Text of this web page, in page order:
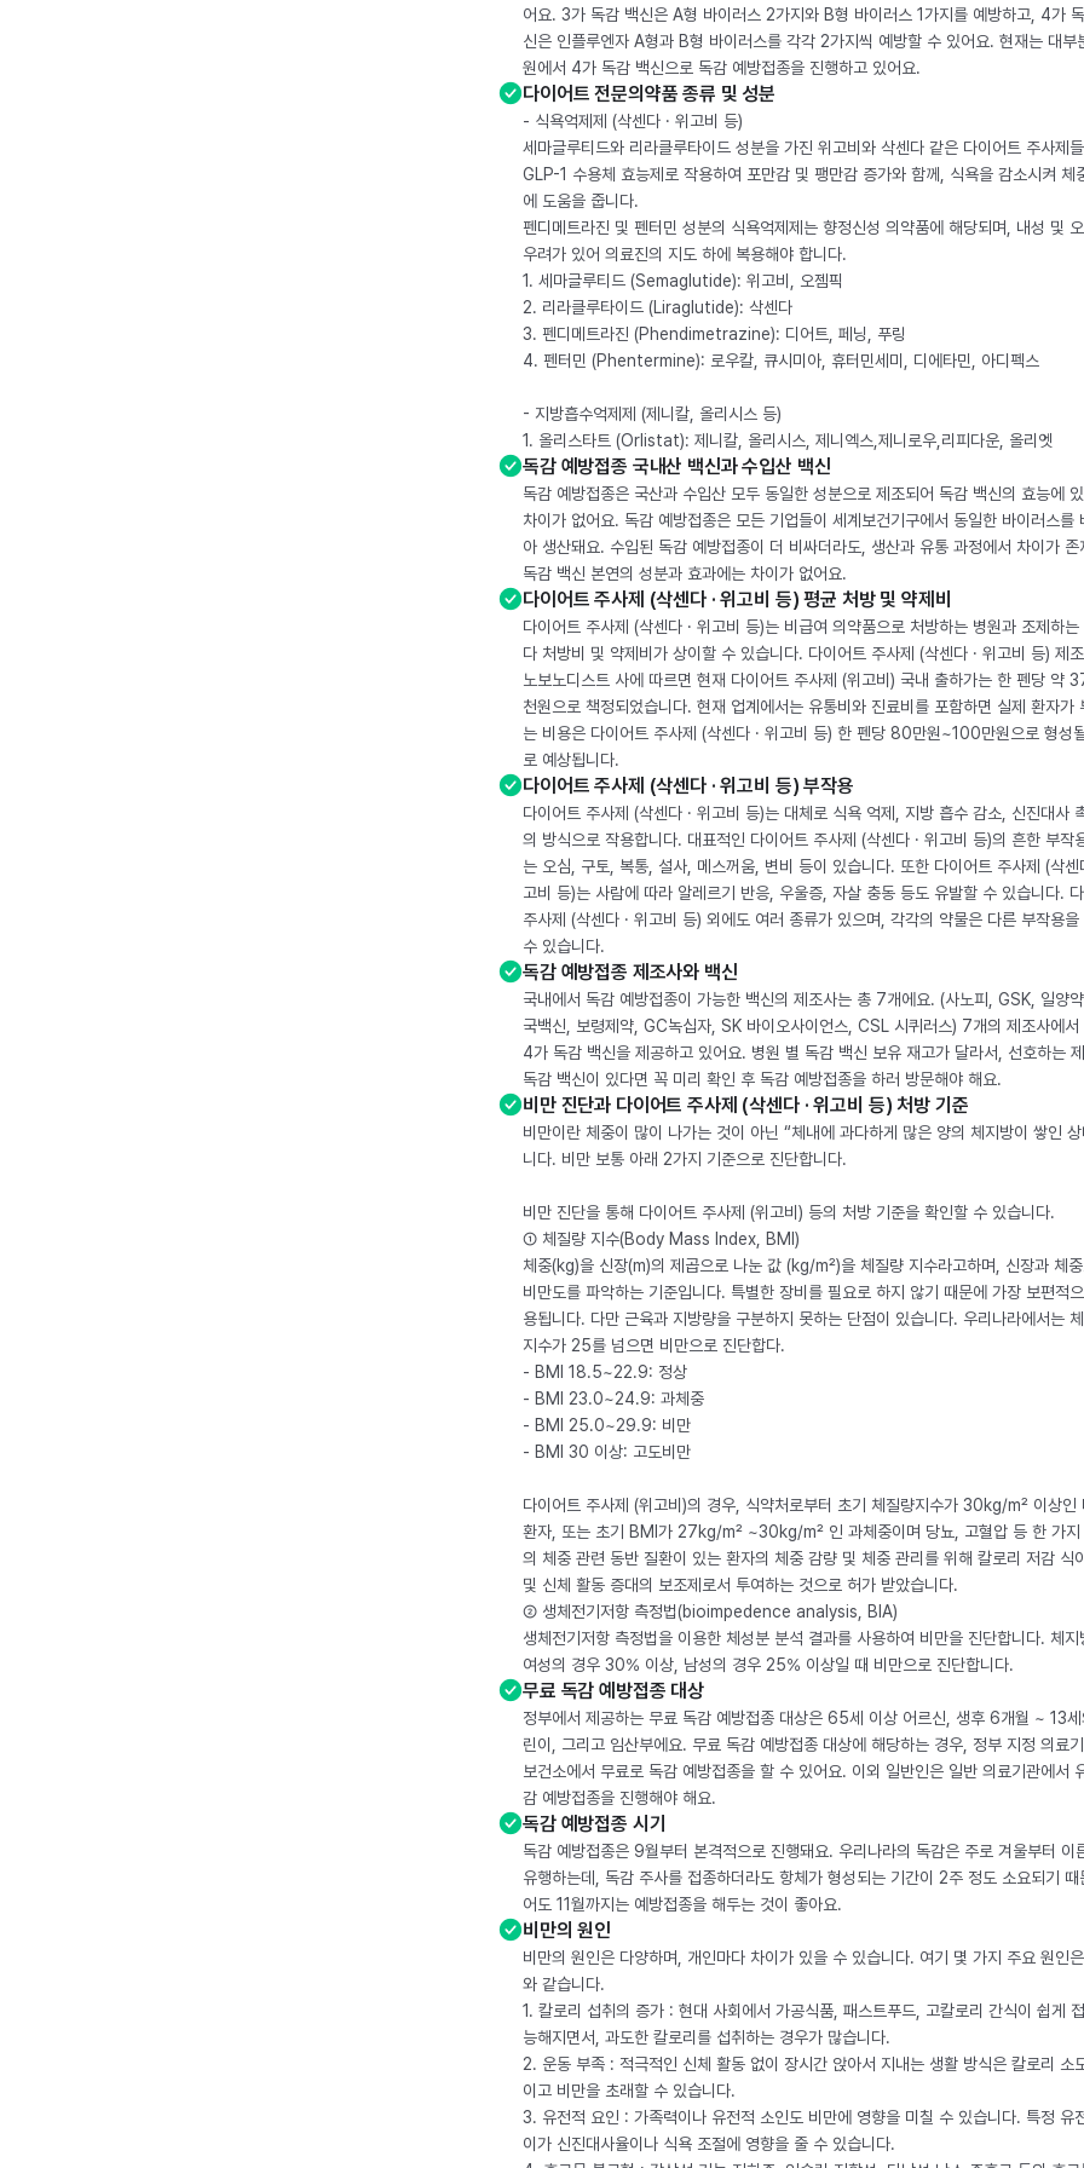
어요. 3가 독감 백신은 A형 바이러스 2가지와 B형 바이러스 1가지를 예방하고, 4가
신은 인플루엔자 A형과 B형 바이러스를 각각 2가지씩 예방할 수 있어요. 현재는 대부
원에서 4가 독감 백신으로 독감 예방접종을 진행하고 있어요.
다이어트 전문의약품 종류 및 성분
- 식욕억제제 (삭센다 · 위고비 등)
세마글루티드와 리라클루타이드 성분을 가진 위고비와 삭센다 같은 다이어트 주사제
GLP-1 수용체 효능제로 작용하여 포만감 및 팽만감 증가와 함께, 식욕을 감소시켜 체
에 도움을 줍니다.
펜디메트라진 및 펜터민 성분의 식욕억제제는 향정신성 의약품에 해당되며, 내성 및
우려가 있어 의료진의 지도 하에 복용해야 합니다.
1. 세마글루티드 (Semaglutide): 위고비, 오젬픽
2. 리라클루타이드 (Liraglutide): 삭센다
3. 펜디메트라진 (Phendimetrazine): 디어트, 페닝, 푸링
4. 펜터민 (Phentermine): 로우칼, 큐시미아, 휴터민세미, 디에타민, 아디펙스
- 지방흡수억제제 (제니칼, 올리시스 등)
1. 올리스타트 (Orlistat): 제니칼, 올리시스, 제니엑스,제니로우,리피다운, 올리엣
독감 예방접종 국내산 백신과 수입산 백신
독감 예방접종은 국산과 수입산 모두 동일한 성분으로 제조되어 독감 백신의 효능에
차이가 없어요. 독감 예방접종은 모든 기업들이 세계보건기구에서 동일한 바이러스를
아 생산돼요. 수입된 독감 예방접종이 더 비싸더라도, 생산과 유통 과정에서 차이가 존
독감 백신 본연의 성분과 효과에는 차이가 없어요.
다이어트 주사제 (삭센다 · 위고비 등) 평균 처방 및 약제비
다이어트 주사제 (삭센다 · 위고비 등)는 비급여 의약품으로 처방하는 병원과 조제하는
다 처방비 및 약제비가 상이할 수 있습니다. 다이어트 주사제 (삭센다 · 위고비 등) 제
노보노디스트 사에 따르면 현재 다이어트 주사제 (위고비) 국내 출하가는 한 펜당 약
천원으로 책정되었습니다. 현재 업계에서는 유통비와 진료비를 포함하면 실제 환자가
는 비용은 다이어트 주사제 (삭센다 · 위고비 등) 한 펜당 80만원~100만원으로 형성
로 예상됩니다.
다이어트 주사제 (삭센다 · 위고비 등) 부작용
다이어트 주사제 (삭센다 · 위고비 등)는 대체로 식욕 억제, 지방 흡수 감소, 신진대사
의 방식으로 작용합니다. 대표적인 다이어트 주사제 (삭센다 · 위고비 등)의 흔한 부작
는 오심, 구토, 복통, 설사, 메스꺼움, 변비 등이 있습니다. 또한 다이어트 주사제 (삭센
고비 등)는 사람에 따라 알레르기 반응, 우울증, 자살 충동 등도 유발할 수 있습니다.
주사제 (삭센다 · 위고비 등) 외에도 여러 종류가 있으며, 각각의 약물은 다른 부작용을
수 있습니다.
독감 예방접종 제조사와 백신
국내에서 독감 예방접종이 가능한 백신의 제조사는 총 7개에요. (사노피, GSK, 일양
국백신, 보령제약, GC녹십자, SK 바이오사이언스, CSL 시퀴러스) 7개의 제조사에서
4가 독감 백신을 제공하고 있어요. 병원 별 독감 백신 보유 재고가 달라서, 선호하는
독감 백신이 있다면 꼭 미리 확인 후 독감 예방접종을 하러 방문해야 해요.
비만 진단과 다이어트 주사제 (삭센다 · 위고비 등) 처방 기준
비만이란 체중이 많이 나가는 것이 아닌 “체내에 과다하게 많은 양의 체지방이 쌓인
니다. 비만 보통 아래 2가지 기준으로 진단합니다.
비만 진단을 통해 다이어트 주사제 (위고비) 등의 처방 기준을 확인할 수 있습니다.
① 체질량 지수(Body Mass Index, BMI)
체중(kg)을 신장(m)의 제곱으로 나눈 값 (kg/m²)을 체질량 지수라고하며, 신장과 체
비만도를 파악하는 기준입니다. 특별한 장비를 필요로 하지 않기 때문에 가장 보편적
용됩니다. 다만 근육과 지방량을 구분하지 못하는 단점이 있습니다. 우리나라에서는
지수가 25를 넘으면 비만으로 진단합다.
- BMI 18.5~22.9: 정상
- BMI 23.0~24.9: 과체중
- BMI 25.0~29.9: 비만
- BMI 30 이상: 고도비만
다이어트 주사제 (위고비)의 경우, 식약처로부터 초기 체질량지수가 30kg/m² 이상인
환자, 또는 초기 BMI가 27kg/m² ~30kg/m² 인 과체중이며 당뇨, 고혈압 등 한 가지
의 체중 관련 동반 질환이 있는 환자의 체중 감량 및 체중 관리를 위해 칼로리 저감 식
및 신체 활동 증대의 보조제로서 투여하는 것으로 허가 받았습니다.
② 생체전기저항 측정법(bioimpedence analysis, BIA)
생체전기저항 측정법을 이용한 체성분 분석 결과를 사용하여 비만을 진단합니다. 체지
여성의 경우 30% 이상, 남성의 경우 25% 이상일 때 비만으로 진단합니다.
무료 독감 예방접종 대상
정부에서 제공하는 무료 독감 예방접종 대상은 65세 이상 어르신, 생후 6개월 ~ 13
린이, 그리고 임산부에요. 무료 독감 예방접종 대상에 해당하는 경우, 정부 지정 의료
보건소에서 무료로 독감 예방접종을 할 수 있어요. 이외 일반인은 일반 의료기관에서
감 예방접종을 진행해야 해요.
독감 예방접종 시기
독감 예방접종은 9월부터 본격적으로 진행돼요. 우리나라의 독감은 주로 겨울부터 이
유행하는데, 독감 주사를 접종하더라도 항체가 형성되는 기간이 2주 정도 소요되기 때
어도 11월까지는 예방접종을 해두는 것이 좋아요.
비만의 원인
비만의 원인은 다양하며, 개인마다 차이가 있을 수 있습니다. 여기 몇 가지 주요 원인
와 같습니다.
1. 칼로리 섭취의 증가 : 현대 사회에서 가공식품, 패스트푸드, 고칼로리 간식이 쉽게
능해지면서, 과도한 칼로리를 섭취하는 경우가 많습니다.
2. 운동 부족 : 적극적인 신체 활동 없이 장시간 앉아서 지내는 생활 방식은 칼로리 소
이고 비만을 초래할 수 있습니다.
3. 유전적 요인 : 가족력이나 유전적 소인도 비만에 영향을 미칠 수 있습니다. 특정 유
이가 신진대사율이나 식욕 조절에 영향을 줄 수 있습니다.